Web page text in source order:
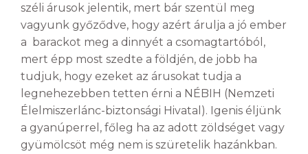
széli árusok jelentik, mert bár szentül meg
vagyunk győződve, hogy azért árulja a jó ember
a barackot meg a dinnyét a csomagtartóból,
mert épp most szedte a földjén, de jobb ha
tudjuk, hogy ezeket az árusokat tudja a
legnehezebben tetten érni a NÉBIH (Nemzeti
Élelmiszerlánc-biztonsági Hivatal). Igenis éljünk
a gyanúperrel, főleg ha az adott zöldséget vagy
gyümölcsöt még nem is szüretelik hazánkban.